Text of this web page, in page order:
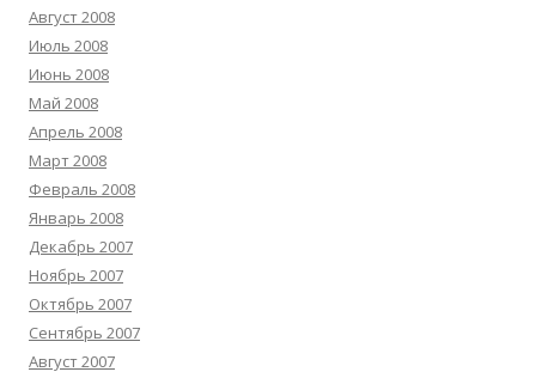
Август 2008
Июль 2008
Июнь 2008
Май 2008
Апрель 2008
Март 2008
Февраль 2008
Январь 2008
Декабрь 2007
Ноябрь 2007
Октябрь 2007
Сентябрь 2007
Август 2007